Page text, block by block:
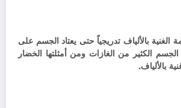
الغنية بالألياف تدريجياً حتى يعتاد الجسم على
الجسم الكثير من الغازات ومن أمثلتها الخضار
بالألياف.